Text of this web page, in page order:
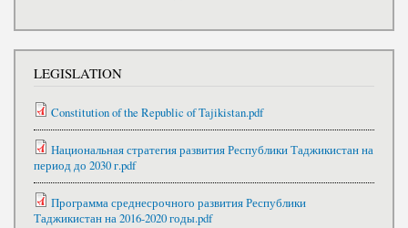
LEGISLATION
Constitution of the Republic of Tajikistan.pdf
Национальная стратегия развития Республики Таджикистан на
период до 2030 г.pdf
Программа среднесрочного развития Республики
Таджикистан на 2016-2020 годы.pdf